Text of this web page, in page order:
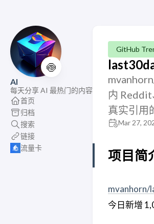
🍥
AI
每天分享 AI 最热门的内容
首页
归档
搜索
链接
流量卡
GitHub
内
真实引用
Mar 27,
项目简
mvanhorn/
今日新增